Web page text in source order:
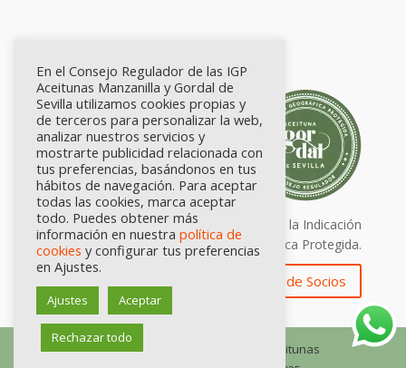
Calidad certificada por Origen. Sellos de la Indicación
Geográfica Protegida.
Zona de Socios
© Consejo Regulador de las IGP Aceitunas
En el Consejo Regulador de las IGP
Aceitunas Manzanilla y Gordal de
Sevilla utilizamos cookies propias y
de terceros para personalizar la web,
analizar nuestros servicios y
mostrarte publicidad relacionada con
tus preferencias, basándonos en tus
hábitos de navegación. Para aceptar
todas las cookies, marca aceptar
todo. Puedes obtener más
información en nuestra política de
cookies y configurar tus preferencias
en Ajustes.
Ajustes Aceptar
Rechazar todo